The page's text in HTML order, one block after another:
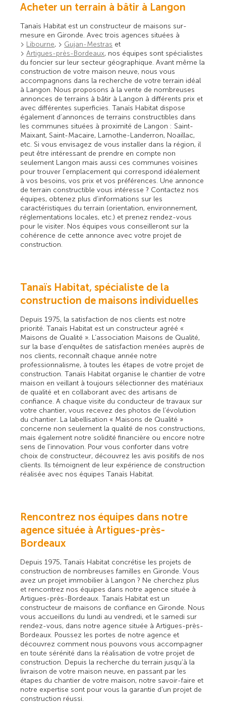
Acheter un terrain à bâtir à Langon
Tanaïs Habitat est un constructeur de maisons sur-
mesure en Gironde. Avec trois agences situées à
Libourne, Gujan-Mestras et
Artigues-près-Bordeaux, nos équipes sont spécialistes
du foncier sur leur secteur géographique. Avant même la
construction de votre maison neuve, nous vous
accompagnons dans la recherche de votre terrain idéal
à Langon. Nous proposons à la vente de nombreuses
annonces de terrains à bâtir à Langon à différents prix et
avec différentes superficies. Tanaïs Habitat dispose
également d’annonces de terrains constructibles dans
les communes situées à proximité de Langon : Saint-
Maixant, Saint-Macaire, Lamothe-Landerron, Noaillac,
etc. Si vous envisagez de vous installer dans la région, il
peut être intéressant de prendre en compte non
seulement Langon mais aussi ces communes voisines
pour trouver l'emplacement qui correspond idéalement
à vos besoins, vos prix et vos préférences. Une annonce
de terrain constructible vous intéresse ? Contactez nos
équipes, obtenez plus d’informations sur les
caractéristiques du terrain (orientation, environnement,
réglementations locales, etc.) et prenez rendez-vous
pour le visiter. Nos équipes vous conseilleront sur la
cohérence de cette annonce avec votre projet de
construction.
Tanaïs Habitat, spécialiste de la
construction de maisons individuelles
Depuis 1975, la satisfaction de nos clients est notre
priorité. Tanaïs Habitat est un constructeur agréé «
Maisons de Qualité ». L’association Maisons de Qualité,
sur la base d’enquêtes de satisfaction menées auprès de
nos clients, reconnaît chaque année notre
professionnalisme, à toutes les étapes de votre projet de
construction. Tanaïs Habitat organise le chantier de votre
maison en veillant à toujours sélectionner des matériaux
de qualité et en collaborant avec des artisans de
confiance. A chaque visite du conducteur de travaux sur
votre chantier, vous recevez des photos de l’évolution
du chantier. La labellisation « Maisons de Qualité »
concerne non seulement la qualité de nos constructions,
mais également notre solidité financière ou encore notre
sens de l’innovation. Pour vous conforter dans votre
choix de constructeur, découvrez les avis positifs de nos
clients. Ils témoignent de leur expérience de construction
réalisée avec nos équipes Tanaïs Habitat.
Rencontrez nos équipes dans notre
agence située à Artigues-près-
Bordeaux
Depuis 1975, Tanaïs Habitat concrétise les projets de
construction de nombreuses familles en Gironde. Vous
avez un projet immobilier à Langon ? Ne cherchez plus
et rencontrez nos équipes dans notre agence située à
Artigues-près-Bordeaux. Tanaïs Habitat est un
constructeur de maisons de confiance en Gironde. Nous
vous accueillons du lundi au vendredi, et le samedi sur
rendez-vous, dans notre agence située à Artigues-près-
Bordeaux. Poussez les portes de notre agence et
découvrez comment nous pouvons vous accompagner
en toute sérénité dans la réalisation de votre projet de
construction. Depuis la recherche du terrain jusqu’à la
livraison de votre maison neuve, en passant par les
étapes du chantier de votre maison, notre savoir-faire et
notre expertise sont pour vous la garantie d’un projet de
construction réussi.